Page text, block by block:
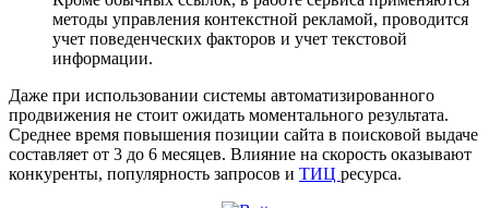
методы управления контекстной рекламой, проводится
учет поведенческих факторов и учет текстовой
информации.
Даже при использовании системы автоматизированного
продвижения не стоит ожидать моментального результата.
Среднее время повышения позиции сайта в поисковой выдаче
составляет от 3 до 6 месяцев. Влияние на скорость оказывают
конкуренты, популярность запросов и ТИЦ ресурса.